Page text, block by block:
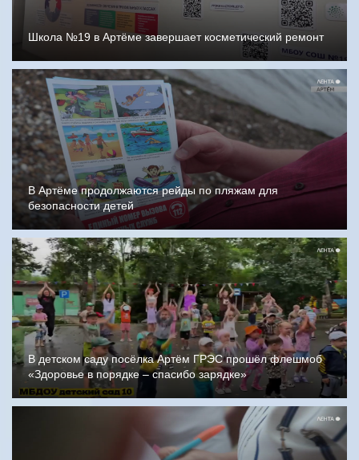
Школа №19 в Артёме завершает косметический ремонт
В Артёме продолжаются рейды по пляжам для
безопасности детей
В детском саду посёлка Артём ГРЭС прошёл флешмоб
«Здоровье в порядке – спасибо зарядке»